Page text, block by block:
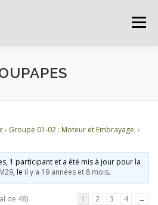
Menu
PETITES ANNONCES
FORUMS S’INSCRIRE
› Groupe 01-02 : Moteur et Embrayage. ›
1 participant et a été mis à jour pour la
, le il y a 19 années et 8 mois.
de 48) 1 2 3 4 →